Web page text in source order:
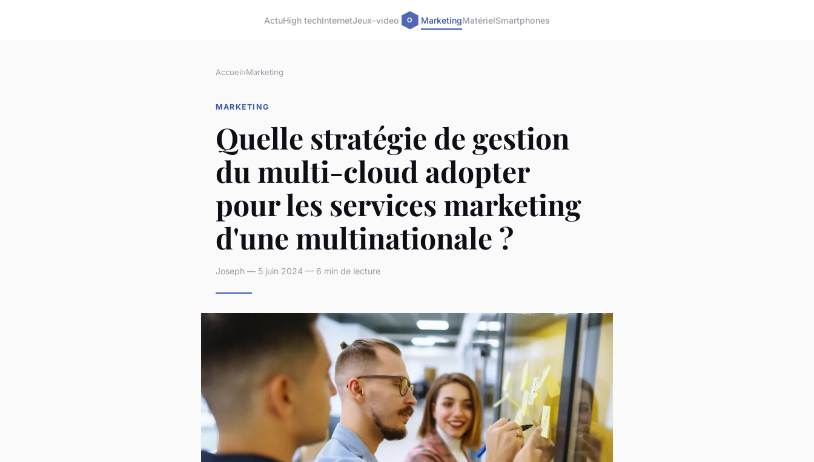
ActuHigh techInternetJeux-video MarketingMatérielSmartphones
Accueil›Marketing
MARKETING
Quelle stratégie de gestion
du multi-cloud adopter
pour les services marketing
d'une multinationale ?
Joseph — 5 juin 2024 — 6 min de lecture